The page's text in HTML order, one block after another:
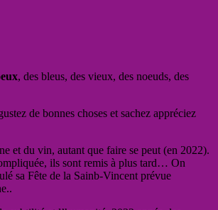
, des bleus, des vieux, des noeuds, des
de bonnes choses et sachez appréciez
et du vin, autant que faire se peut (en 2022).
ils sont remis à plus tard… On
sa Fête de la Sainb-Vincent prévue